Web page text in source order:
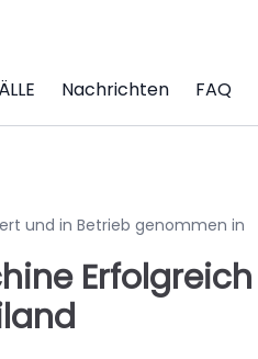
Nachrichten FAQ
und in Betrieb genommen in
Erfolgreich